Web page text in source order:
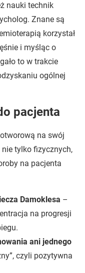
nauki technik
Znane są
korzystał
i myśląc o
to w trakcie
ogólnej
pacjenta
na swój
tylko fizycznych,
na pacjenta
Damoklesa –
na progresji
ani jednego
czyli pozytywna